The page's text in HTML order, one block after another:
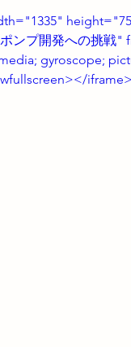
ンプ開発への挑戦
gyroscope;
iframe>